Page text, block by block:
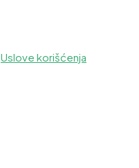
Uslove korišćenja